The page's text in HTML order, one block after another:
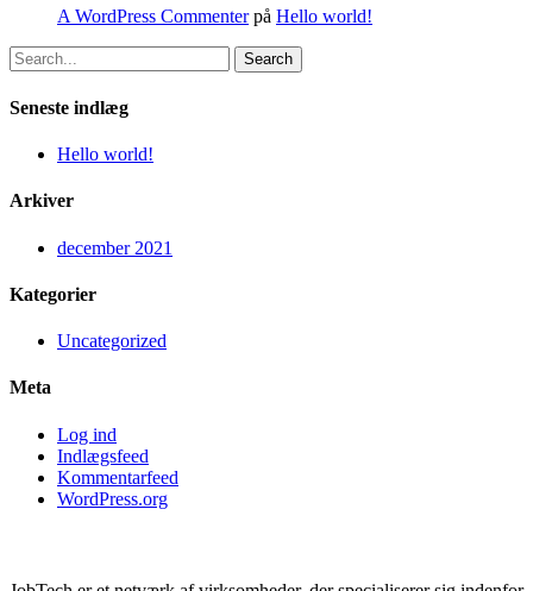
A WordPress Commenterpå Hello world!
Search
Seneste indlæg
Hello world!
Arkiver
december 2021
Kategorier
Uncategorized
Meta
Log ind
Indlægsfeed
Kommentarfeed
WordPress.org